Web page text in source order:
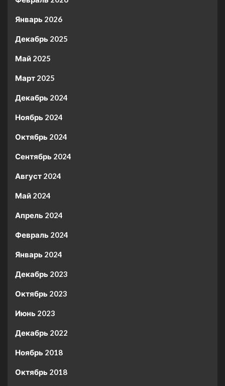
Январь 2026
Декабрь 2025
Май 2025
Март 2025
Декабрь 2024
Ноябрь 2024
Октябрь 2024
Сентябрь 2024
Август 2024
Май 2024
Апрель 2024
Февраль 2024
Январь 2024
Декабрь 2023
Октябрь 2023
Июнь 2023
Декабрь 2022
Ноябрь 2018
Октябрь 2018